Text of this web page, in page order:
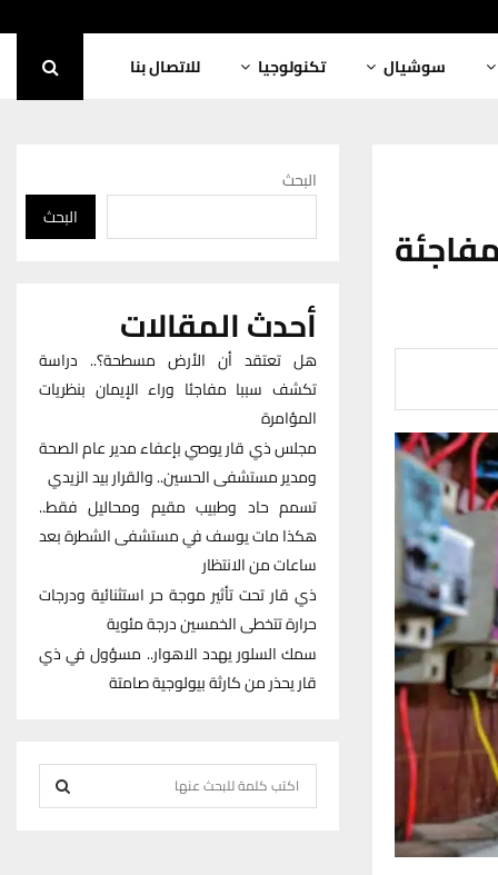
سوشيال تكنولوجيا للاتصال بنا
البحث
البحث
أحدث المقالات
هل تعتقد أن الأرض مسطحة؟.. دراسة
تكشف سببا مفاجئا وراء الإيمان بنظريات
المؤامرة
مجلس ذي قار يوصي بإعفاء مدير عام الصحة
ومدير مستشفى الحسين.. والقرار بيد الزيدي
تسمم حاد وطبيب مقيم ومحاليل فقط..
هكذا مات يوسف في مستشفى الشطرة بعد
ساعات من الانتظار
ذي قار تحت تأثير موجة حر استثنائية ودرجات
حرارة تتخطى الخمسين درجة مئوية
سمك السلور يهدد الاهوار.. مسؤول في ذي
قار يحذر من كارثة بيولوجية صامتة
e